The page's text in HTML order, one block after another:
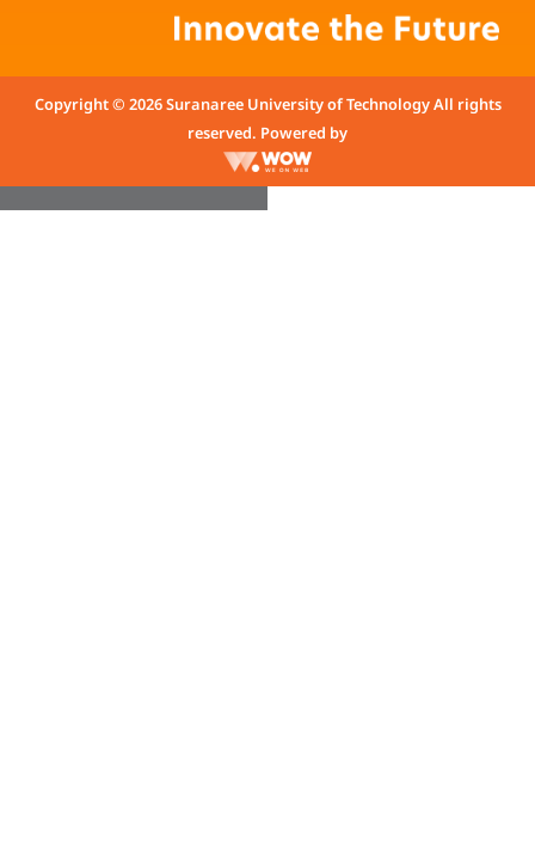
Copyright © 2026 Suranaree University of Technology All rights
reserved. Powered by